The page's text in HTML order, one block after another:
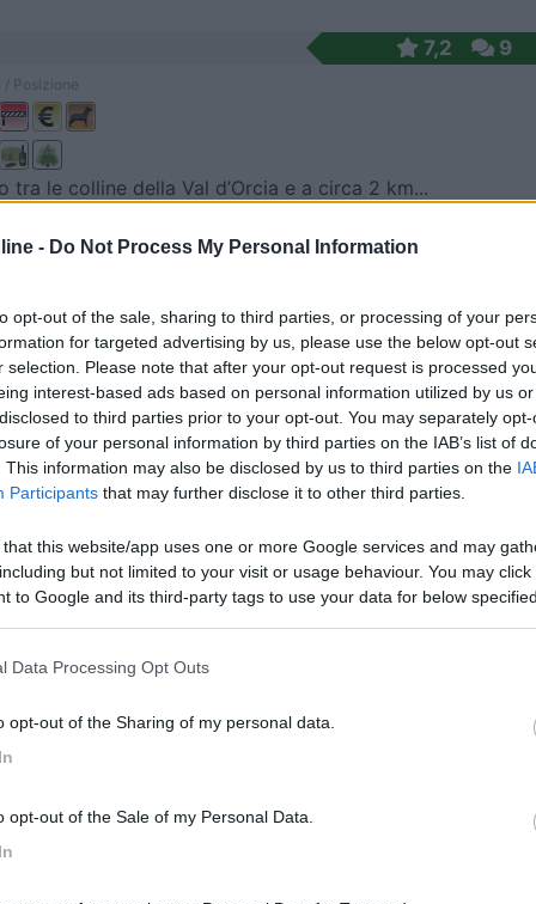
- Do Not Process My Personal Information
opt-out of the sale, sharing to third parties, or processing of your
for targeted advertising by us, please use the below opt-out
selection. Please note that after your opt-out request is processed
interest-based ads based on personal information utilized by us
to third parties prior to your opt-out. You may separately
of your personal information by third parties on the IAB’s list of
This information may also be disclosed by us to third parties on the
Participants that may further disclose it to other third parties.
that this website/app uses one or more Google services and may
but not limited to your visit or usage behaviour. You may
to Google and its third-party tags to use your data for below
Data Processing Opt Outs
opt-out of the Sharing of my personal data.
opt-out of the Sale of my Personal Data.
7,2 9
tra le colline della Val d’Orcia e a circa 2 km...
- Passo del Lume Spento
9,3
Posizione
con 20 piazzole dotate di presa elettrica d...
(GR) - 26.2km
della Valle, 56
7,5 2
Posizione
Giuncarico 12
Posizione